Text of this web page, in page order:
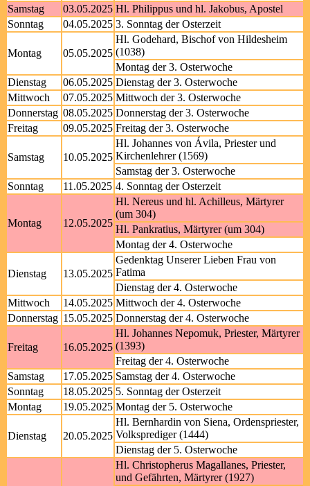
Samstag
03.05.2025 Hl. Philippus und hl. Jakobus, Apostel
Sonntag
04.05.2025 3. Sonntag der Osterzeit
Montag 05.05.2025
Hl. Godehard, Bischof von Hildesheim
(1038)
Montag der 3. Osterwoche
Dienstag
06.05.2025 Dienstag der 3. Osterwoche
Mittwoch
07.05.2025 Mittwoch der 3. Osterwoche
Donnerstag 08.05.2025 Donnerstag der 3. Osterwoche
Freitag
09.05.2025 Freitag der 3. Osterwoche
Samstag 10.05.2025
Hl. Johannes von Ávila, Priester und
Kirchenlehrer (1569)
Samstag der 3. Osterwoche
Sonntag
11.05.2025 4. Sonntag der Osterzeit
Montag 12.05.2025
Hl. Nereus und hl. Achilleus, Märtyrer
(um 304)
Hl. Pankratius, Märtyrer (um 304)
Montag der 4. Osterwoche
Dienstag 13.05.2025
Gedenktag Unserer Lieben Frau von
Fatima
Dienstag der 4. Osterwoche
Mittwoch
14.05.2025 Mittwoch der 4. Osterwoche
Donnerstag 15.05.2025 Donnerstag der 4. Osterwoche
Freitag 16.05.2025
Hl. Johannes Nepomuk, Priester, Märtyrer
(1393)
Freitag der 4. Osterwoche
Samstag
17.05.2025 Samstag der 4. Osterwoche
Sonntag
18.05.2025 5. Sonntag der Osterzeit
Montag
19.05.2025 Montag der 5. Osterwoche
Dienstag 20.05.2025
Hl. Bernhardin von Siena, Ordenspriester,
Volksprediger (1444)
Dienstag der 5. Osterwoche
Hl. Christopherus Magallanes, Priester,
und Gefährten, Märtyrer (1927)